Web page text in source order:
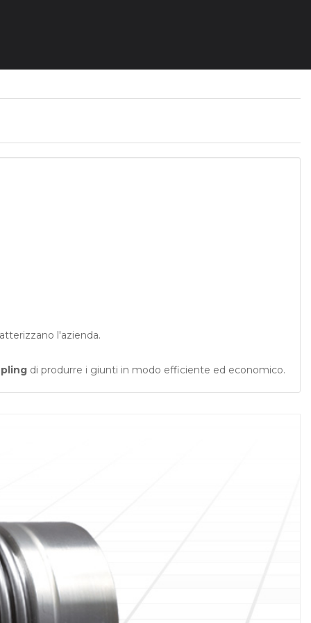
l'azienda.
di produrre i giunti in modo efficiente ed economico.